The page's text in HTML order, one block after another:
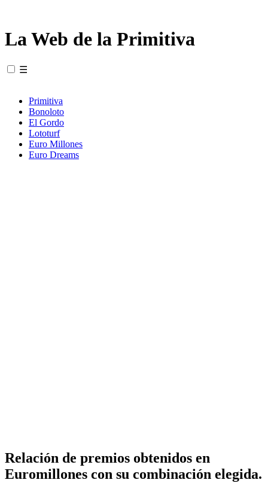
La Web de la Primitiva
☰
Primitiva
Bonoloto
El Gordo
Lototurf
Euro Millones
Euro Dreams
Relación de premios obtenidos en
Euromillones con su combinación elegida.